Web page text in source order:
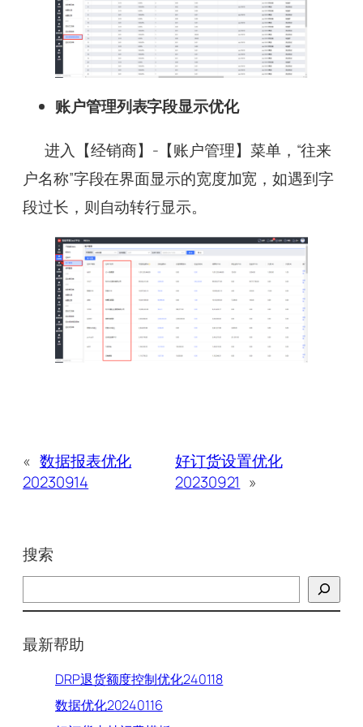
账户管理列表字段显示优化
进入【经销商】-【账户管理】菜单，“往来
户名称”字段在界面显示的宽度加宽，如遇到字
段过长，则自动转行显示。
« 数据报表优化
20230914
好订货设置优化
20230921 »
搜索
索
最新帮助
DRP退货额度控制优化240118
数据优化20240116